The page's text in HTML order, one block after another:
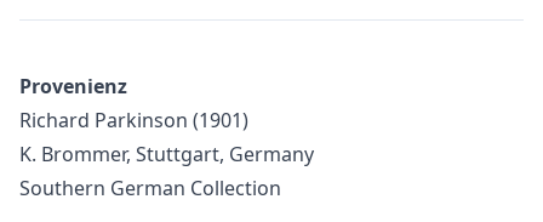
Provenienz
Richard Parkinson (1901)
K. Brommer, Stuttgart, Germany
Southern German Collection